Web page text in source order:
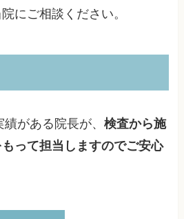
にご相談ください。
績がある院長が、検査から施
って担当しますのでご安心